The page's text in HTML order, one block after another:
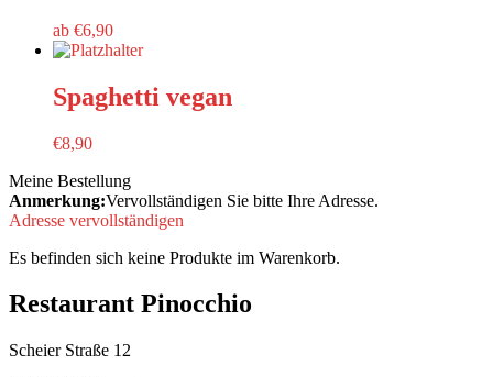
ab €6,90
Spaghetti vegan
€8,90
Meine Bestellung
Anmerkung:Vervollständigen Sie bitte Ihre Adresse.
Adresse vervollständigen
Es befinden sich keine Produkte im Warenkorb.
Restaurant Pinocchio
Scheier Straße 12